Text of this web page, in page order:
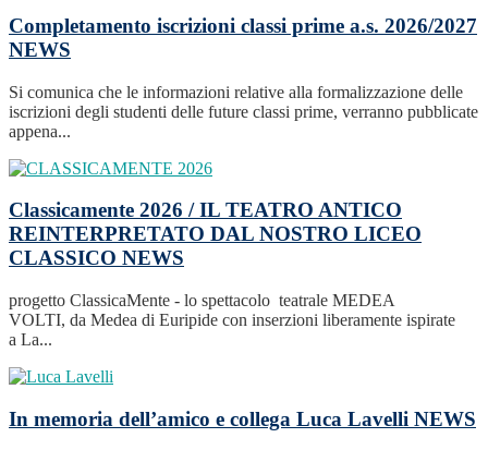
Completamento iscrizioni classi prime a.s. 2026/2027
NEWS
Si comunica che le informazioni relative alla formalizzazione delle
iscrizioni degli studenti delle future classi prime, verranno pubblicate
appena...
Classicamente 2026 / IL TEATRO ANTICO
REINTERPRETATO DAL NOSTRO LICEO
CLASSICO NEWS
progetto ClassicaMente - lo spettacolo teatrale MEDEA
VOLTI, da Medea di Euripide con inserzioni liberamente ispirate
a La...
In memoria dell’amico e collega Luca Lavelli NEWS